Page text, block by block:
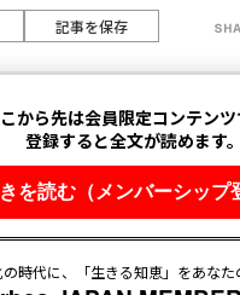
記事を保存